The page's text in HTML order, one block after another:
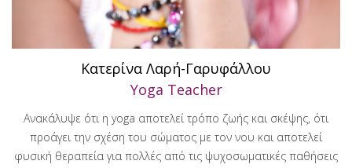
Κατερίνα Λαρή-Γαρυφάλλου
Yoga Teacher
Ανακάλυψε ότι η yoga αποτελεί τρόπο ζωής και σκέψης, ότι
προάγει την σχέση του σώματος με τον νου και αποτελεί
φυσική θεραπεία για πολλές από τις ψυχοσωματικές παθήσεις